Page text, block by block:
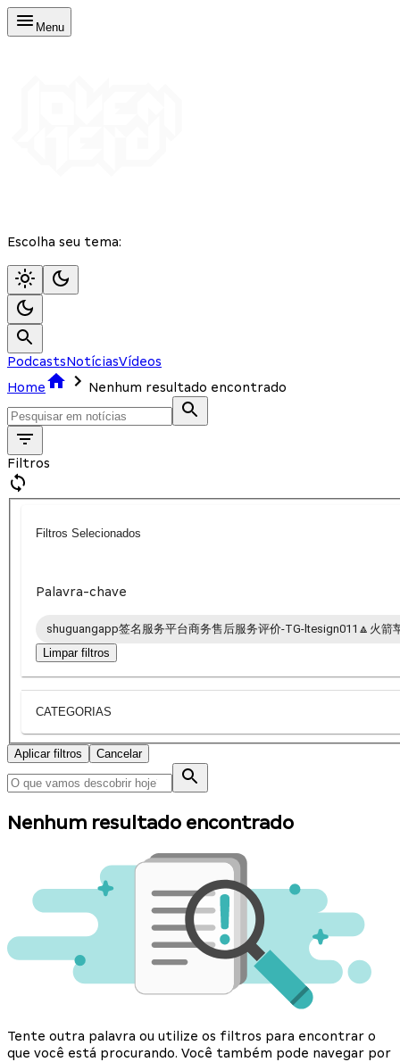
Menu
Escolha seu tema:
PodcastsNotíciasVídeos
Home
Nenhum resultado encontrado
Filtros
Filtros Selecionados
Palavra-chave
shuguangapp签名服务平台商务售后服务评价-TG-ltesign011🔼火箭
Limpar filtros
CATEGORIAS
Aplicar filtros Cancelar
Nenhum resultado encontrado
Tente outra palavra ou utilize os filtros para encontrar o
que você está procurando. Você também pode navegar por